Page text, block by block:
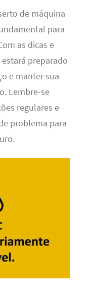
de máquina
para
as dicas e
preparado
e manter sua
Lembre-se
regulares e
problema para